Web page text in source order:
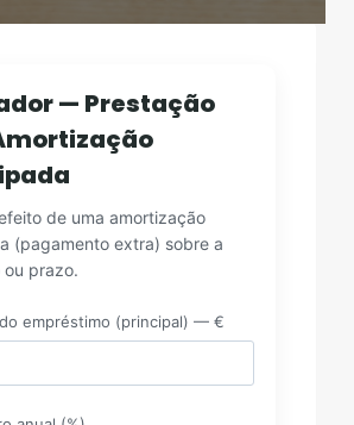
— Prestação
de uma amortização
(pagamento extra) sobre a
prazo.
empréstimo (principal) — €